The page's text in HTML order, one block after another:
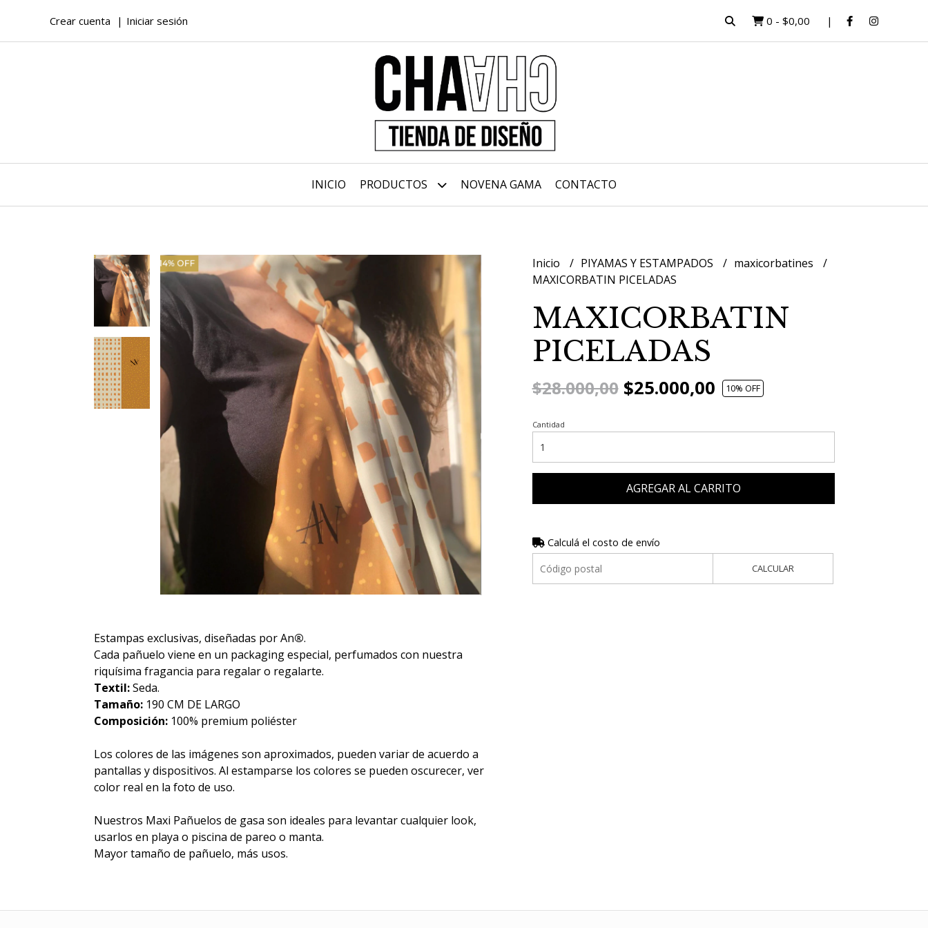
Crear cuenta Iniciar sesión 0 - $0,00
INICIO PRODUCTOS NOVENA GAMA CONTACTO
Estampas exclusivas, diseñadas por An®.
Cada pañuelo viene en un packaging especial, perfumados con nuestra
riquísima fragancia para regalar o regalarte.
Textil:Seda.
Tamaño:190 CM DE LARGO
Composición:100% premium poliéster
Los colores de las imágenes son aproximados, pueden variar de acuerdo a
pantallas y dispositivos. Al estamparse los colores se pueden oscurecer, ver
color real en la foto de uso.
Nuestros Maxi Pañuelos de gasa son ideales para levantar cualquier look,
usarlos en playa o piscina de pareo o manta.
Mayor tamaño de pañuelo, más usos.
Inicio PIYAMAS Y ESTAMPADOS
maxicorbatines
MAXICORBATIN PICELADAS
MAXICORBATIN
PICELADAS
$28.000,00$25.000,00 10% OFF
Cantidad
AGREGAR AL CARRITO
Calculá el costo de envío
CALCULAR